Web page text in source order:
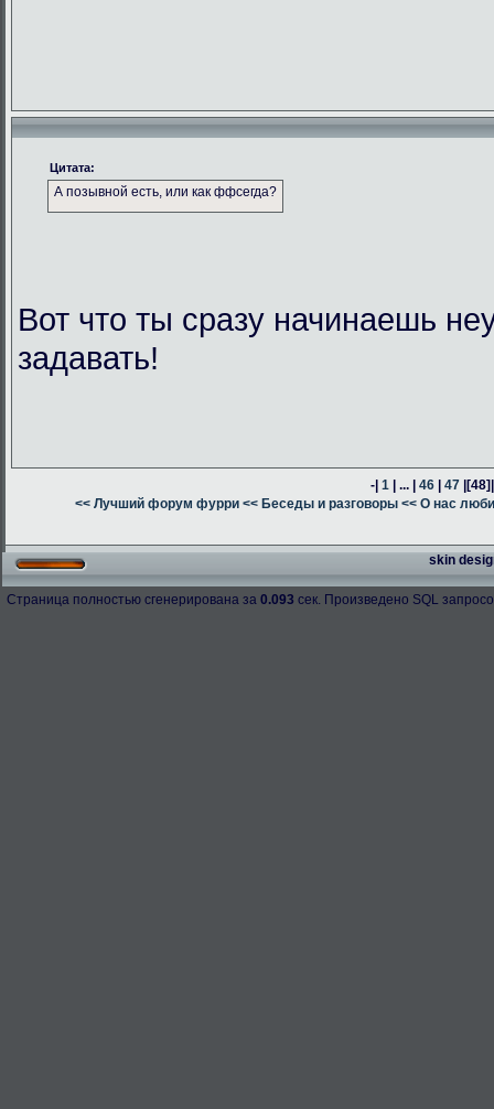
Цитата:
А позывной есть, или как ффсегда?
Вот что ты сразу начинаешь
задавать!
-| 1 | ... | 46 | 47 |[48]
<< Лучший форум фурри << Беседы и разговоры << О нас
skin
Страница полностью сгенерирована за 0.093 сек. Произведено SQL